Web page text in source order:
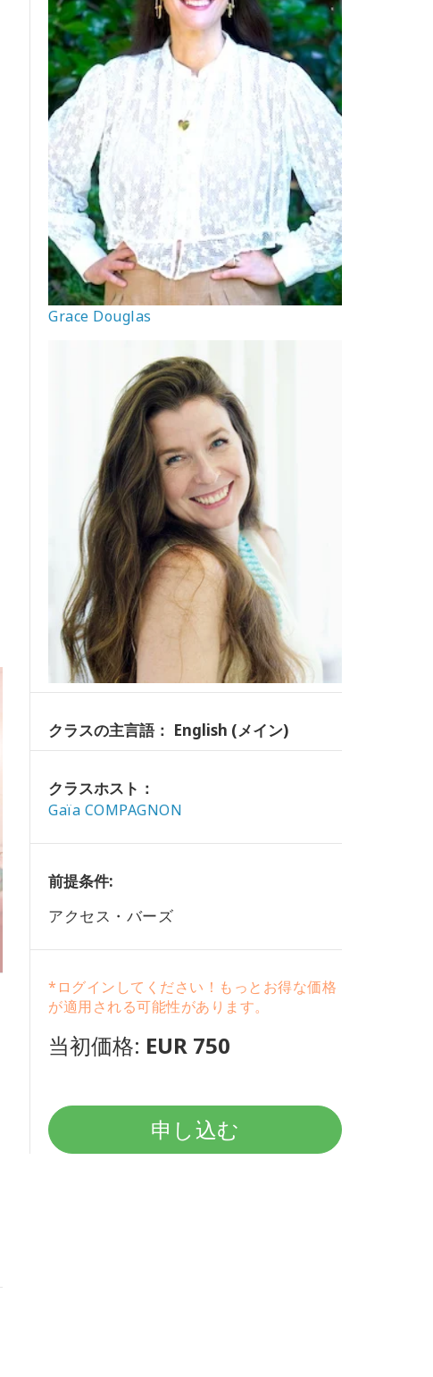
Grace Douglas
クラスの主言語： English (メイン)
クラスホスト：
Gaïa COMPAGNON
前提条件:
アクセス・バーズ
*ログインしてください！もっとお得な価格
が適用される可能性があります。
当初価格: EUR 750
申し込む